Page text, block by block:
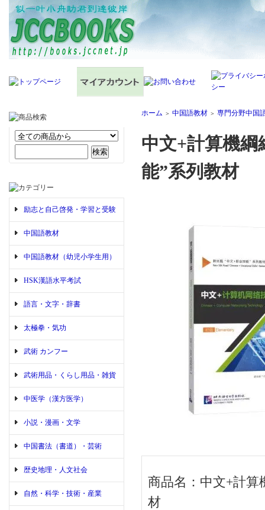
励志と自己啓発・学習と受験
中国語教材
中国語教材（幼児小学生用）
HSK漢語水平考試
語言・文字・辞書
太極拳・気功
武術 カンフー
武術用品・くらし用品・雑貨
中医学（漢方医学）
小説・漫画・文学
中国書法（書道）・芸術
歴史地理・人文社会
自然・科学・技術・産業
ホーム ＞ 中国語教材 ＞ 専門分野中国
中文+計算機綱
能”系列教材
商品名：中文+計算
材